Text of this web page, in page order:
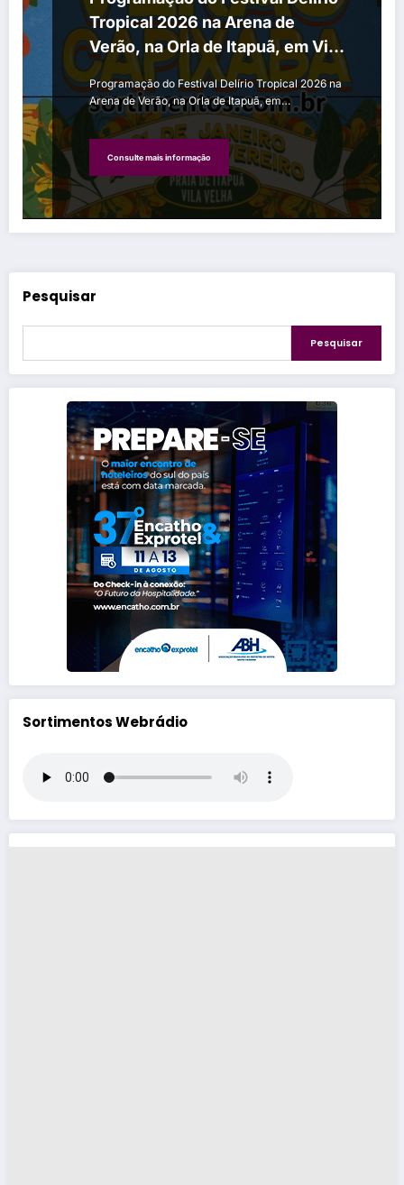
Tropical 2026 na Arena de
Verão, na Orla de Itapuã, em Vila
Velha
Programação do Festival Delírio Tropical 2026 na
Arena de Verão, na Orla de Itapuã, em…
Consulte mais informação
Pesquisar
Pesquisar
Sortimentos Webrádio